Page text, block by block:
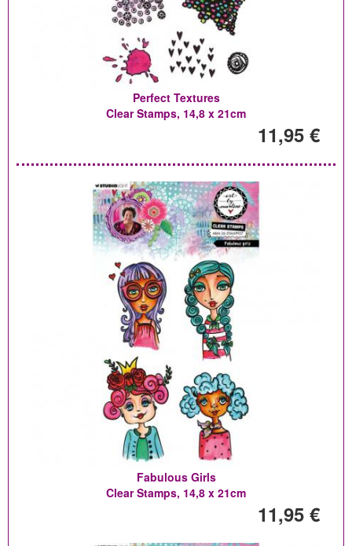
Perfect Textures
Clear Stamps, 14,8 x 21cm
11,95 €
Fabulous Girls
Clear Stamps, 14,8 x 21cm
11,95 €